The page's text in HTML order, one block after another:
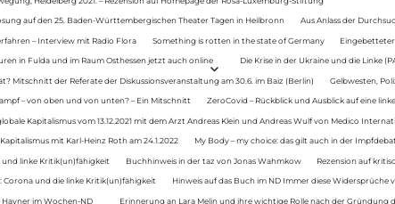
auf den 25. Baden-Württembergischen Theater Tagen in Heilbronn Aus Anlass der
– Interview mit Radio Flora Something is rotten in the state of Germany
in Fulda und im Raum Osthessen jetzt auch online Die Krise in der Ukraine und die Linke
Mitschnitt der Referate der Diskussionsveranstaltung am 30.6. im Baiz (Berlin) Gelbwesten,
– von oben und von unten? – Ein Mitschnitt ZeroCovid – Rückblick und Ausblick auf eine
Kapitalismus vom 13.12.2021 mit dem Arzt Andreas Klein und Andreas Wulf von Medico
mit Karl-Heinz Roth am 24.1.2022 My Body – my choice: das gilt auch in der
und linke Kritik(un)fähigkeit Buchhinweis in der taz von Jonas Wahmkow Rezension auf
Corona und die linke Kritik(un)fähigkeit Hinweis auf das Buch im ND Immer diese Widersprüche
Hayner im Wochen-ND Erinnerung an Lara Melin und ihre wichtige Rolle nach der Gründung